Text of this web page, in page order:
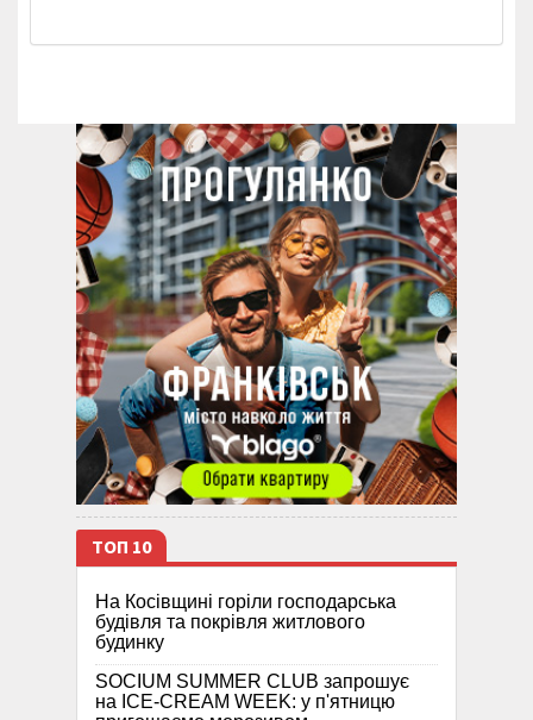
ТОП 10
На Косівщині горіли господарська
будівля та покрівля житлового
будинку
SOCIUM SUMMER CLUB запрошує
на ICE-CREAM WEEK: у п'ятницю